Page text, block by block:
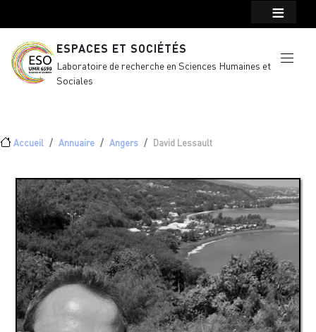
ESPACES ET SOCIÉTÉS
Laboratoire de recherche en Sciences Humaines et
Sociales
Fil d'Ariane
Accueil Annuaire Angers David Lessault